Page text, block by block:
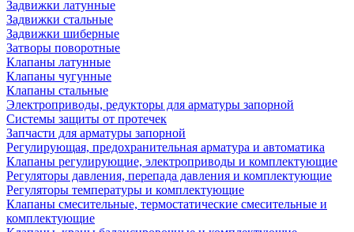
Задвижки латунные
Задвижки стальные
Задвижки шиберные
Затворы поворотные
Клапаны латунные
Клапаны чугунные
Клапаны стальные
Электроприводы, редукторы для арматуры запорной
Системы защиты от протечек
Запчасти для арматуры запорной
Регулирующая, предохранительная арматура и автоматика
Клапаны регулирующие, электроприводы и комплектующие
Регуляторы давления, перепада давления и комплектующие
Регуляторы температуры и комплектующие
Клапаны смесительные, термостатические смесительные и
комплектующие